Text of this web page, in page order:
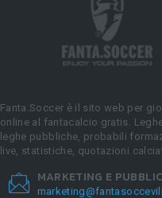
Fanta.Soccer è il sito web per
online al fantacalcio gratis.
leghe pubbliche, probabili
live, statistiche, quotazioni
MARKETING E